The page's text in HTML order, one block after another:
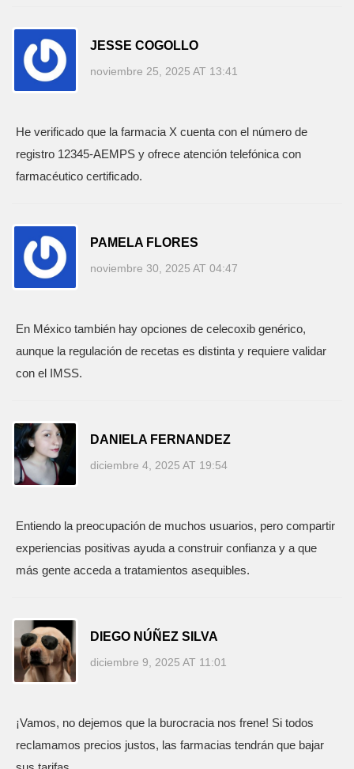
JESSE COGOLLO
noviembre 25, 2025 AT 13:41
He verificado que la farmacia X cuenta con el número de
registro 12345‑AEMPS y ofrece atención telefónica con
farmacéutico certificado.
PAMELA FLORES
noviembre 30, 2025 AT 04:47
En México también hay opciones de celecoxib genérico,
aunque la regulación de recetas es distinta y requiere validar
con el IMSS.
DANIELA FERNANDEZ
diciembre 4, 2025 AT 19:54
Entiendo la preocupación de muchos usuarios, pero compartir
experiencias positivas ayuda a construir confianza y a que
más gente acceda a tratamientos asequibles.
DIEGO NÚÑEZ SILVA
diciembre 9, 2025 AT 11:01
¡Vamos, no dejemos que la burocracia nos frene! Si todos
reclamamos precios justos, las farmacias tendrán que bajar